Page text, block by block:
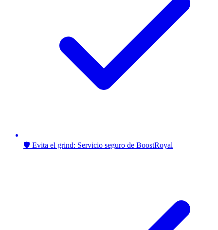
🛡️ Evita el grind: Servicio seguro de BoostRoyal